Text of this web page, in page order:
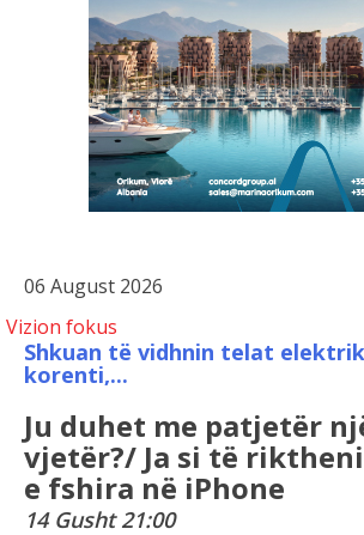
06 August 2026
Vizion fokus
Shkuan të vidhnin telat
korenti,...
Ju duhet me patjetër
vjetër?/ Ja si të
e fshira në iPhone
14 Gusht 21:00